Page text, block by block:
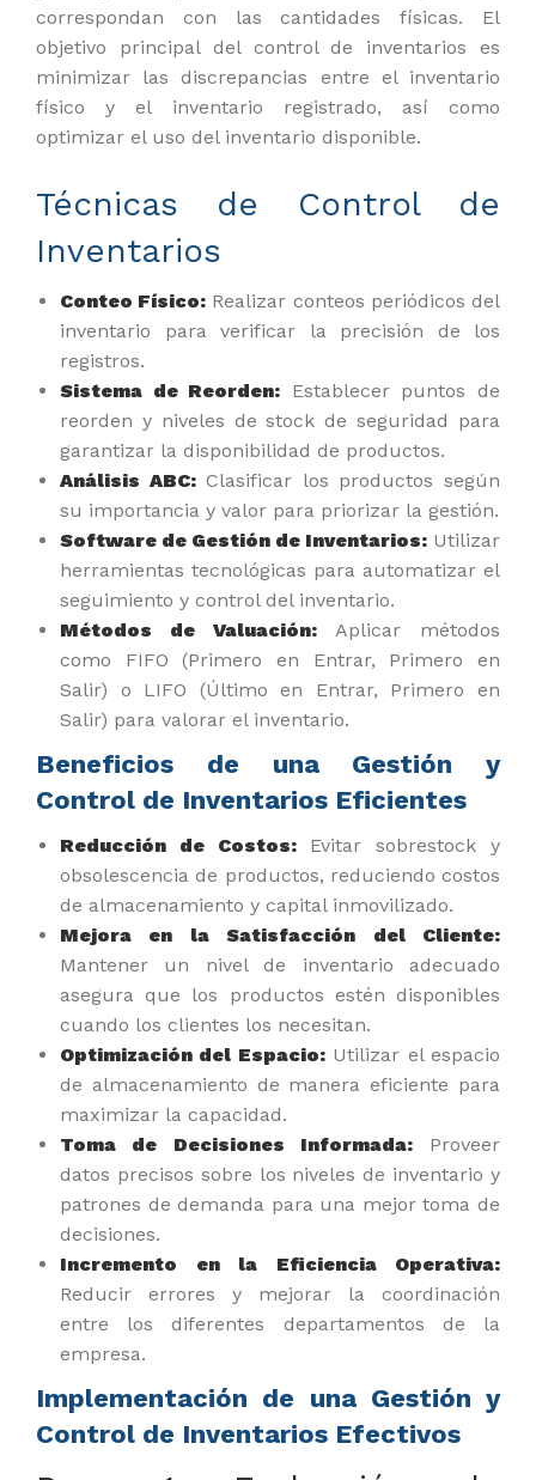
correspondan con las cantidades físicas. El
objetivo principal del control de inventarios es
minimizar las discrepancias entre el inventario
físico y el inventario registrado, así como
optimizar el uso del inventario disponible.
Técnicas de Control de
Inventarios
Conteo Físico: Realizar conteos periódicos del
inventario para verificar la precisión de los
registros.
Sistema de Reorden: Establecer puntos de
reorden y niveles de stock de seguridad para
garantizar la disponibilidad de productos.
Análisis ABC:Clasificar los productos según
su importancia y valor para priorizar la gestión.
Software de Gestión de Inventarios: Utilizar
herramientas tecnológicas para automatizar el
seguimiento y control del inventario.
Métodos de Valuación: Aplicar métodos
como FIFO (Primero en Entrar, Primero en
Salir) o LIFO (Último en Entrar, Primero en
Salir) para valorar el inventario.
Beneficios de una Gestión y
Control de Inventarios Eficientes
Reducción de Costos:Evitar sobrestock y
obsolescencia de productos, reduciendo costos
de almacenamiento y capital inmovilizado.
Mejora en la Satisfacción del Cliente:
Mantener un nivel de inventario adecuado
asegura que los productos estén disponibles
cuando los clientes los necesitan.
Optimización del Espacio:Utilizar el espacio
de almacenamiento de manera eficiente para
maximizar la capacidad.
Toma de Decisiones Informada:Proveer
datos precisos sobre los niveles de inventario y
patrones de demanda para una mejor toma de
decisiones.
Incremento en la Eficiencia Operativa:
Reducir errores y mejorar la coordinación
entre los diferentes departamentos de la
empresa.
Implementación de una Gestión y
Control de Inventarios Efectivos